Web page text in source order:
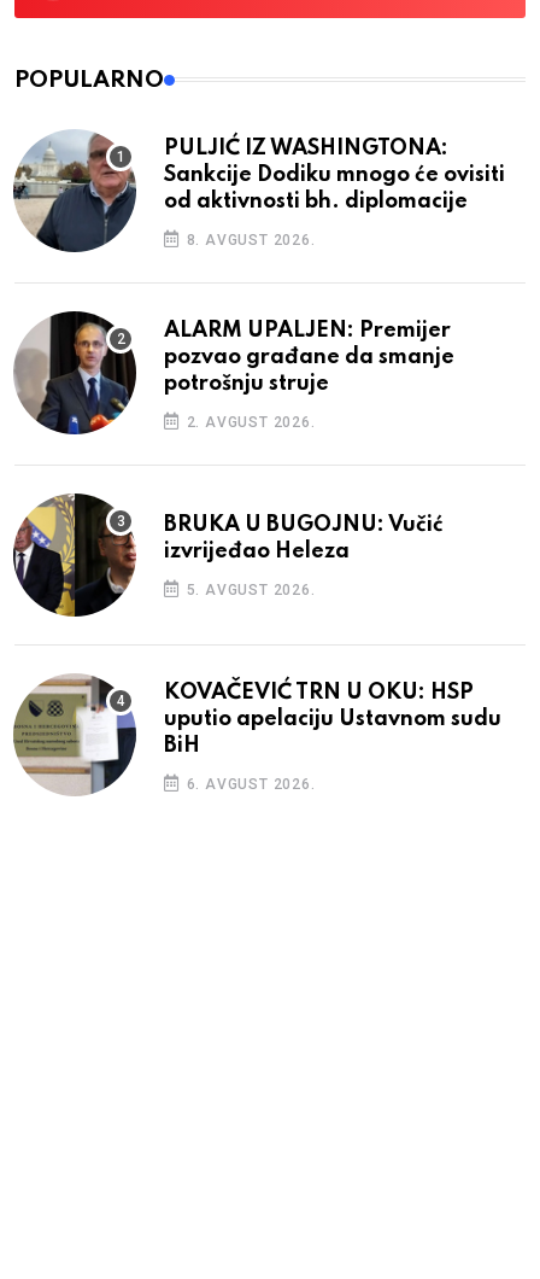
POPULARNO
PULJIĆ IZ WASHINGTONA:
Sankcije Dodiku mnogo će ovisiti
od aktivnosti bh. diplomacije
8. AVGUST 2026.
ALARM UPALJEN: Premijer
pozvao građane da smanje
potrošnju struje
2. AVGUST 2026.
BRUKA U BUGOJNU: Vučić
izvrijeđao Heleza
5. AVGUST 2026.
KOVAČEVIĆ TRN U OKU: HSP
uputio apelaciju Ustavnom sudu
BiH
6. AVGUST 2026.